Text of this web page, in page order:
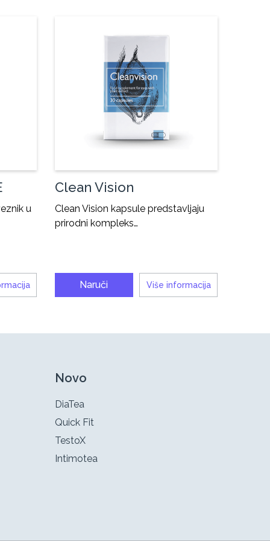
u
Clean Vision
Clean Vision kapsule predstavljaju
prirodni kompleks…
Naruči Više informacija
Novo
DiaTea
Quick Fit
TestoX
Intimotea